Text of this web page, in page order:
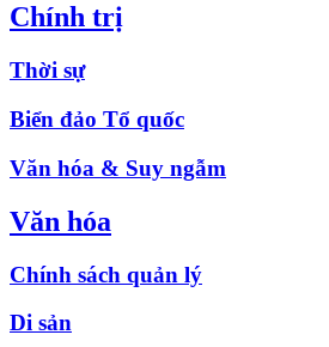
Chính trị
Thời sự
Biển đảo Tổ quốc
Văn hóa & Suy ngẫm
Văn hóa
Chính sách quản lý
Di sản